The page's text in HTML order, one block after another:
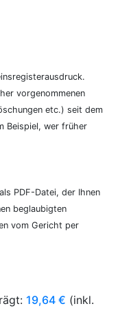
vorgenommenen
etc.) seit dem
Beispiel, wer früher
PDF-Datei, der Ihnen
beglaubigten
vom Gericht per
19,64 € (inkl.